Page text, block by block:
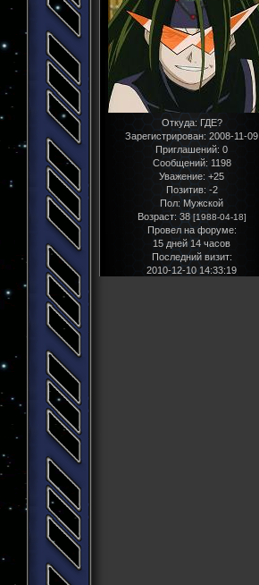
Откуда: ГДЕ?
Зарегистрирован: 2008-11-09
Приглашений: 0
Сообщений: 1198
Уважение: +25
Позитив: -2
Пол: Мужской
Возраст: 38[1988-04-18]
Провел на форуме:
15 дней 14 часов
Последний визит:
2010-12-10 14:33:19